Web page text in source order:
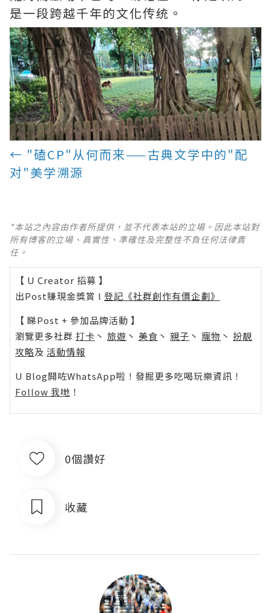
是一段跨越千年的文化传统。
← "磕CP"从何而来——古典文学中的"配
对"美学溯源
*本站之內容由作者所提供，並不代表本站的立場。因此本站對
所有博客的立場、真實性、準確性及完整性不負任何法律責
任。
【 U Creator 招募 】
出Post賺現金獎賞 l 登記《社群創作有價企劃》
【 睇Post + 參加品牌活動 】
瀏覽更多社群 打卡 丶 旅遊 丶 美食 丶 親子 丶 寵物 丶 扮靚
攻略及 活動情報
U Blog開咗WhatsApp啦！發掘更多吃喝玩樂資訊！
Follow 我哋 ！
0個讚好
收藏